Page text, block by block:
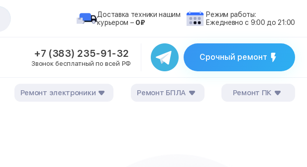
Доставка техники нашим
курьером – 0₽
Режим работы:
Ежедневно с 9:00 до 21:00
+7 (383) 235-91-32
Звонок бесплатный по всей РФ
Срочный ремонт
Ремонт электроники Ремонт БПЛА Ремонт ПК